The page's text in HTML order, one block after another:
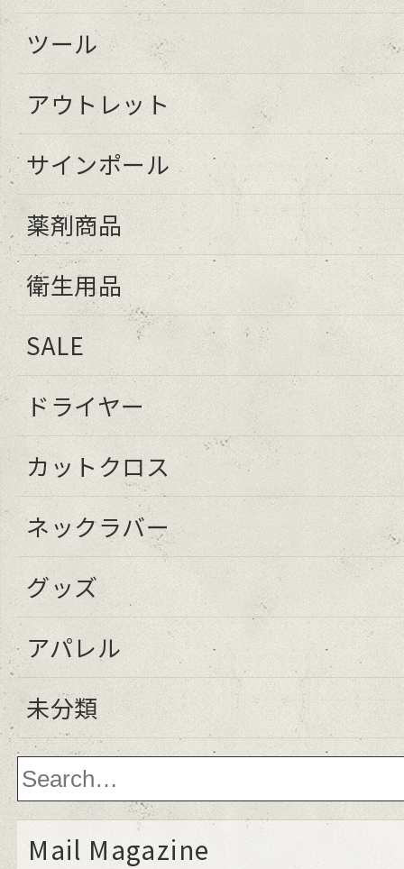
ツール
アウトレット
サインポール
薬剤商品
衛生用品
SALE
ドライヤー
カットクロス
ネックラバー
グッズ
アパレル
未分類
Mail Magazine